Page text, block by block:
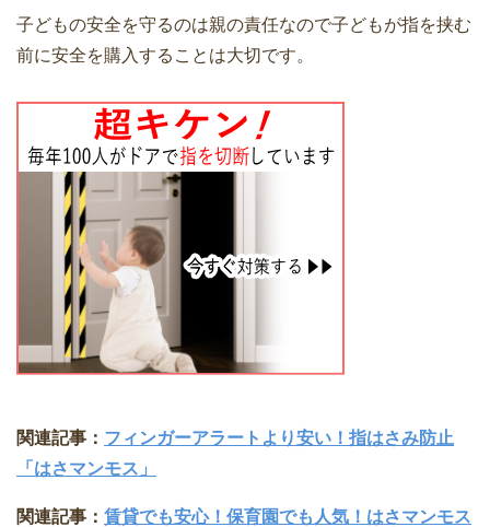
子どもの安全を守るのは親の責任なので子どもが指を挟む
前に安全を購入することは大切です。
関連記事： フィンガーアラートより安い！指はさみ防止
「はさマンモス」
関連記事： 賃貸でも安心！保育園でも人気！はさマンモス